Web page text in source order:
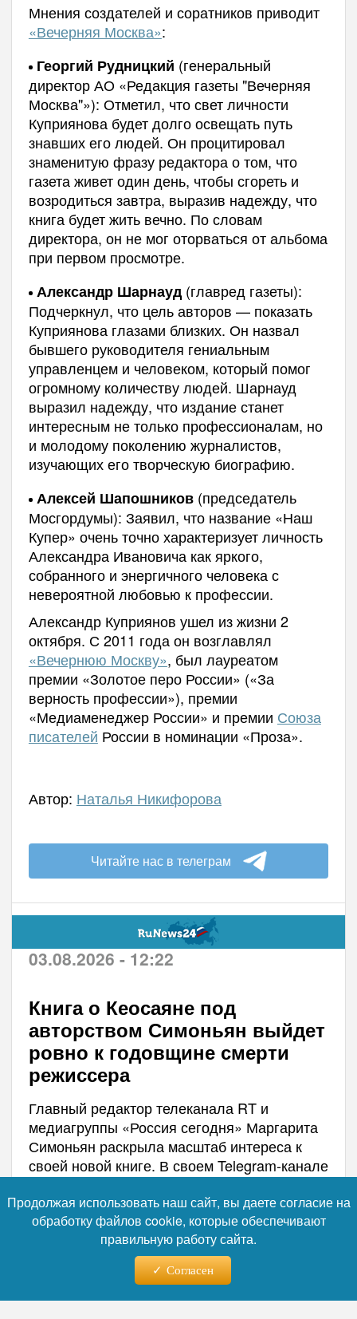
Мнения создателей и соратников приводит
«Вечерняя Москва»:
Георгий Рудницкий (генеральный
директор АО «Редакция газеты "Вечерняя
Москва"»): Отметил, что свет личности
Куприянова будет долго освещать путь
знавших его людей. Он процитировал
знаменитую фразу редактора о том, что
газета живет один день, чтобы сгореть и
возродиться завтра, выразив надежду, что
книга будет жить вечно. По словам
директора, он не мог оторваться от альбома
при первом просмотре.
Александр Шарнауд(главред газеты):
Подчеркнул, что цель авторов — показать
Куприянова глазами близких. Он назвал
бывшего руководителя гениальным
управленцем и человеком, который помог
огромному количеству людей. Шарнауд
выразил надежду, что издание станет
интересным не только профессионалам, но
и молодому поколению журналистов,
изучающих его творческую биографию.
Алексей Шапошников(председатель
Мосгордумы): Заявил, что название «Наш
Купер» очень точно характеризует личность
Александра Ивановича как яркого,
собранного и энергичного человека с
невероятной любовью к профессии.
Александр Куприянов ушел из жизни 2
октября. С 2011 года он возглавлял
«Вечернюю Москву», был лауреатом
премии «Золотое перо России» («За
верность профессии»), премии
«Медиаменеджер России» и премии Союза
писателей России в номинации «Проза».
Автор: Наталья Никифорова
Читайте нас в телеграм
03.08.2026 - 12:22
Книга о Кеосаяне под
авторством Симоньян выйдет
ровно к годовщине смерти
режиссера
Главный редактор телеканала RT и
медиагруппы «Россия сегодня» Маргарита
Симоньян раскрыла масштаб интереса к
своей новой книге. В своем Telegram-канале
она сообщила, что первый тираж романа
«Непервая любовь» составит 50 тысяч
экземпляров.
Продолжая использовать наш сайт, вы даете согласие на
обработку файлов cookie, которые обеспечивают
правильную работу сайта.
Согласен